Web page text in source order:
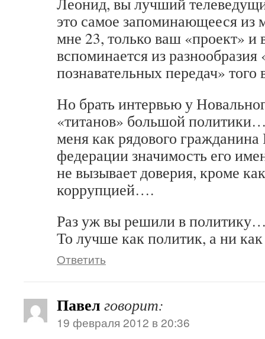
это самое запоминающееся из
мне 23, только ваш «проект» и
вспоминается из разнообразия
познавательных передач»
Но брать интервью у
«титанов» большой
меня как рядового гражданина
федерации значимость его
не вызывает доверия, кроме
коррупцией….
Раз уж вы решили в
То лучше как политик, а ни
Ответить
Павел говорит:
19 февраля 2012 в 20:36